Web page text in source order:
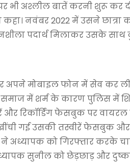
भी अश्लील बातें करनी शुरू कर
नवंबर 2022 में उसने
पदार्थ मिलाकर उसके साथ
मोबाइल फोन में सेव कर ली।
समाज में शर्म के कारण पुलिस में
रिकॉर्डिंग फेसबुक पर वायरल
गई उसकी तस्वीरें फेसबुक और
अध्यापक को गिरफ्तार करके
सुनील को छेड़छाड़ और